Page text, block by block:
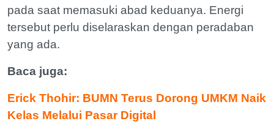
pada saat memasuki abad keduanya. Energi
tersebut perlu diselaraskan dengan peradaban
yang ada.
Baca juga:
Erick Thohir: BUMN Terus Dorong UMKM Naik
Kelas Melalui Pasar Digital